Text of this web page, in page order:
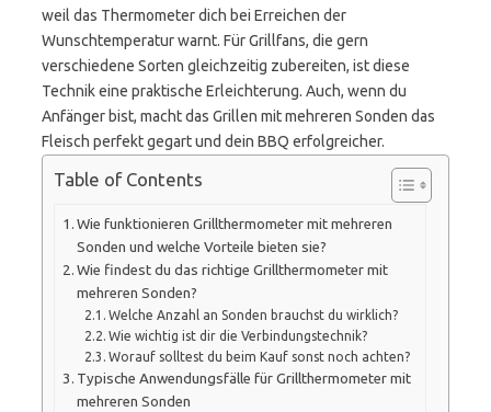
weil das Thermometer dich bei Erreichen der
Wunschtemperatur warnt. Für Grillfans, die gern
verschiedene Sorten gleichzeitig zubereiten, ist diese
Technik eine praktische Erleichterung. Auch, wenn du
Anfänger bist, macht das Grillen mit mehreren Sonden das
Fleisch perfekt gegart und dein BBQ erfolgreicher.
Table of Contents
Wie funktionieren Grillthermometer mit mehreren
Sonden und welche Vorteile bieten sie?
Wie findest du das richtige Grillthermometer mit
mehreren Sonden?
Welche Anzahl an Sonden brauchst du wirklich?
Wie wichtig ist dir die Verbindungstechnik?
Worauf solltest du beim Kauf sonst noch achten?
Typische Anwendungsfälle für Grillthermometer mit
mehreren Sonden